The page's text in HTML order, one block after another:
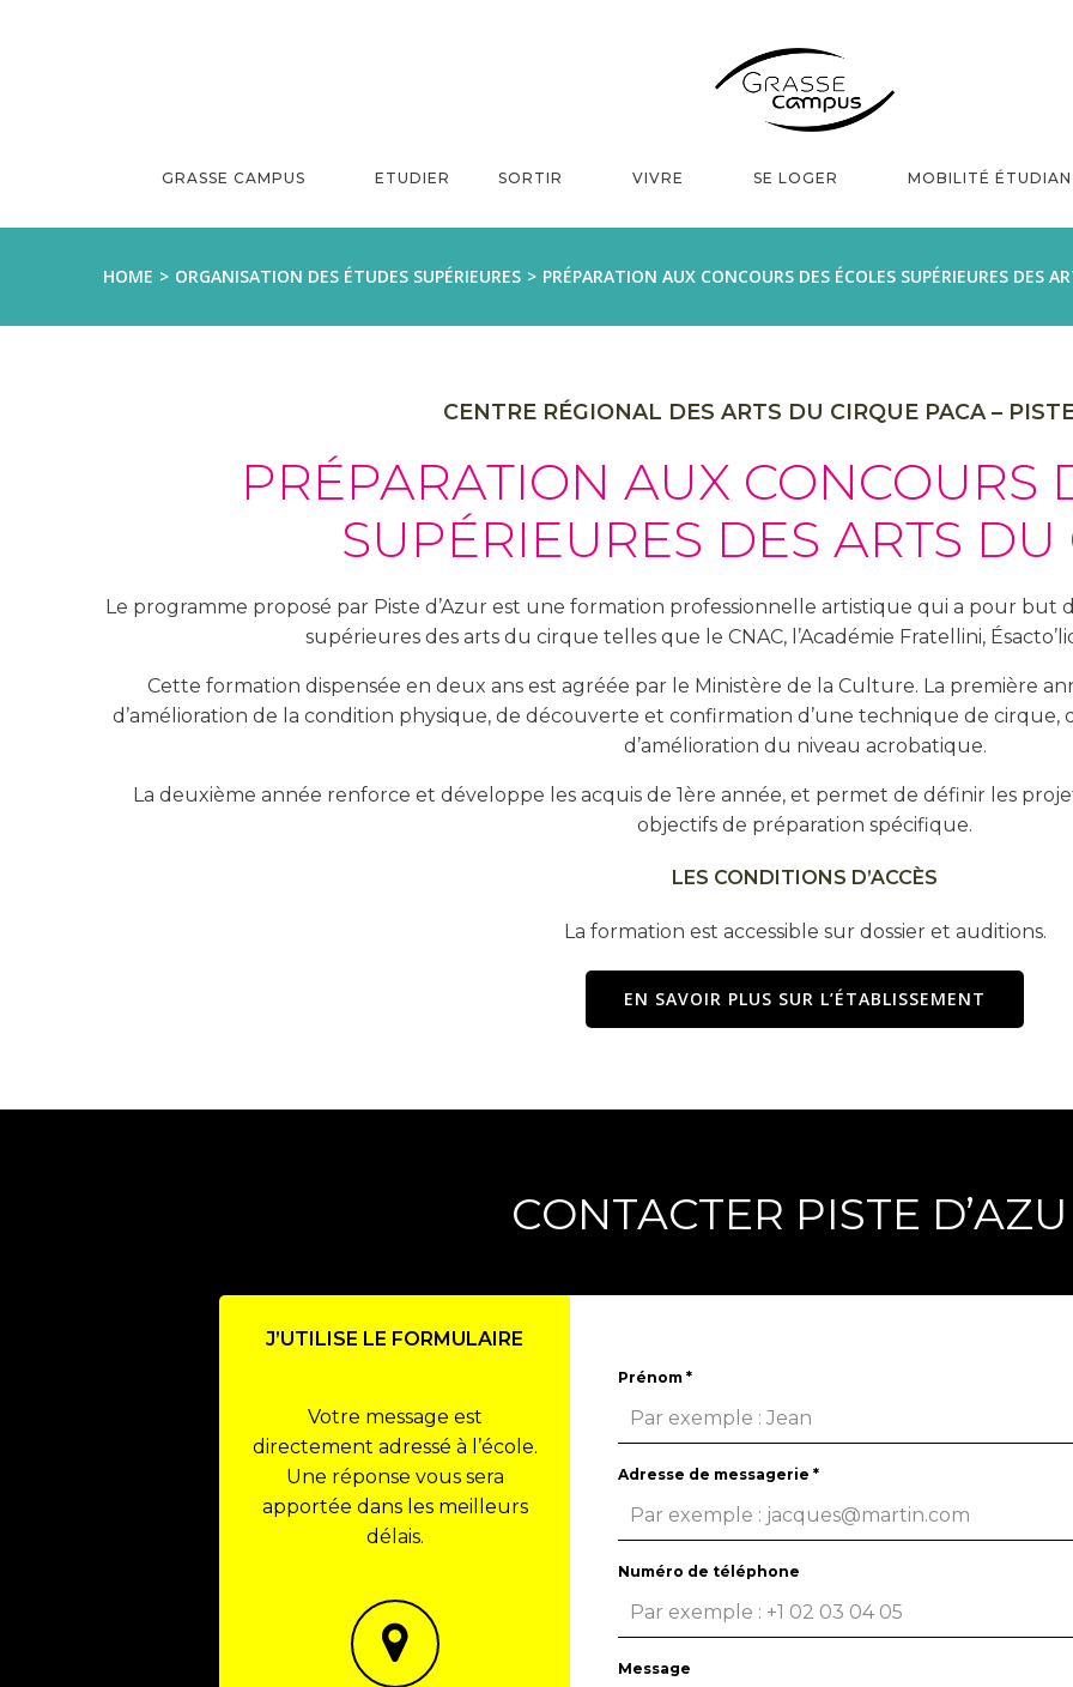
GRASSE CAMPUS ETUDIER SORTIR VIVRE SE LOGER MOBILITÉ
HOME ORGANISATION DES ÉTUDES SUPÉRIEURES PRÉPARATION AUX CONCOURS DES ÉCOLES SUPÉRIEURES DES
CENTRE RÉGIONAL DES ARTS DU CIRQUE PACA –
PRÉPARATION AUX CONCOURS
SUPÉRIEURES DES ARTS
Le programme proposé par Piste d’Azur est une formation professionnelle artistique qui a pour but
supérieures des arts du cirque telles que le CNAC, l’Académie Fratellini,
Cette formation dispensée en deux ans est agréée par le Ministère de la Culture. La première
d’amélioration de la condition physique, de découverte et confirmation d’une technique de
d’amélioration du niveau acrobatique.
La deuxième année renforce et développe les acquis de 1ère année, et permet de définir les
objectifs de préparation spécifique.
LES CONDITIONS D’ACCÈS
La formation est accessible sur dossier et auditions.
EN SAVOIR PLUS SUR L’ÉTABLISSEMENT
CONTACTER PISTE
J’UTILISE LE FORMULAIRE
Votre message est
directement adressé à l’école.
Une réponse vous sera
apportée dans les meilleurs
délais.
Prénom*
Adresse de messagerie*
Numéro de téléphone
Message